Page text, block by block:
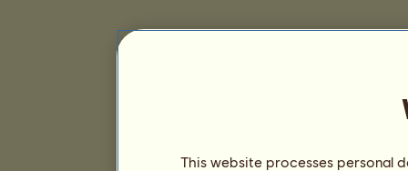
This website processes personal